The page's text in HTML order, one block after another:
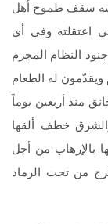
فيه سقف طموح أهل
اعتقلته وفي أي
النظام المجرم
ويقدّمون له الطعام
منذ أربعين يوماً
خطف ألقها
بالإرهاب من أجل
من تحت الرماد